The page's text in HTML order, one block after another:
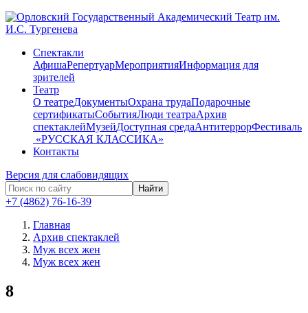
Спектакли
АфишаРепертуарМероприятияИнформация для
зрителей
Театр
О театреДокументыОхрана трудаПодарочные
сертификатыСобытияЛюди театраАрхив
спектаклейМузейДоступная средаАнтитеррорФестиваль
​ «РУССКАЯ КЛАССИКА»
Контакты
Версия для слабовидящих
Найти
+7 (4862) 76-16-39
Главная
Архив спектаклей
Муж всех жен
Муж всех жен
8